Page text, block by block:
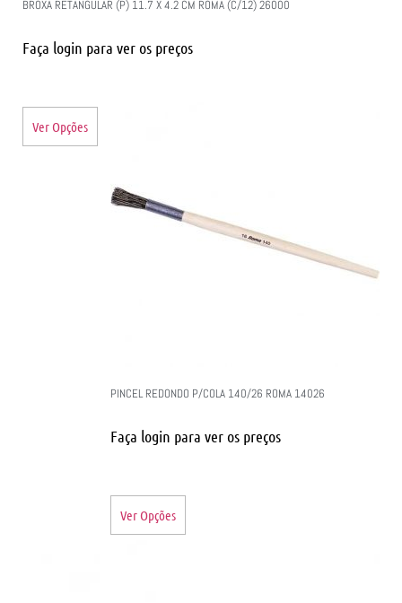
BROXA RETANGULAR (P) 11.7 X 4.2 CM ROMA (C/12) 26000
Faça login para ver os preços
Ver Opções
PINCEL REDONDO P/COLA 140/26 ROMA 14026
Faça login para ver os preços
Ver Opções